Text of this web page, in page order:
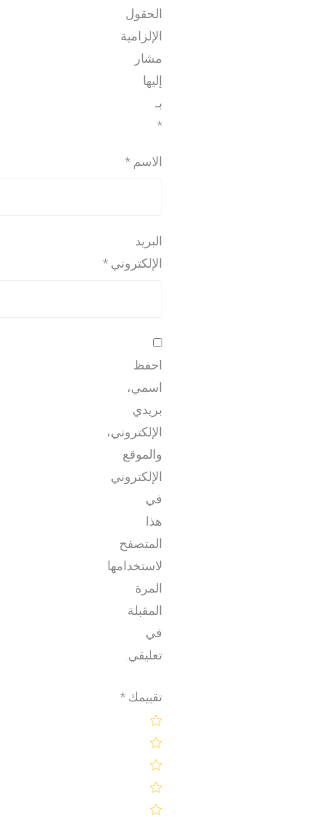
الحقول
الإلزامية
مشار
إليها
بـ
*
الاسم *
البريد
الإلكتروني *
احفظ
اسمي،
بريدي
الإلكتروني،
والموقع
الإلكتروني
في
هذا
المتصفح
لاستخدامها
المرة
المقبلة
في
تعليقي.
تقييمك *